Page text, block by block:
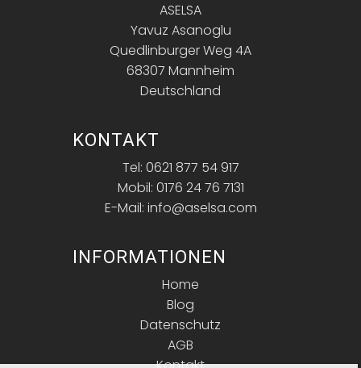
ASELSA
Yavuz Asanoglu
Quedlinburger Weg 4A
68307 Mannheim
Deutschland
KONTAKT
Tel: 0621 877 54 917
Mobil: 0176 24 76 7131
E-Mail: info@aselsa.com
INFORMATIONEN
Home
Blog
Datenschutz
AGB